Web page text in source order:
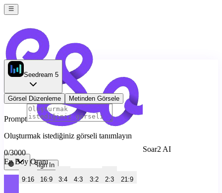
Soar2 AI
Sign In
Seedream 5
Görsel Düzenleme Metinden Görsele
Prompt
Oluşturmak istediğiniz görseli tanımlayın
0/3000
En Boy Oranı
9:16 16:9 3:4 4:3 3:2 2:3 21:9